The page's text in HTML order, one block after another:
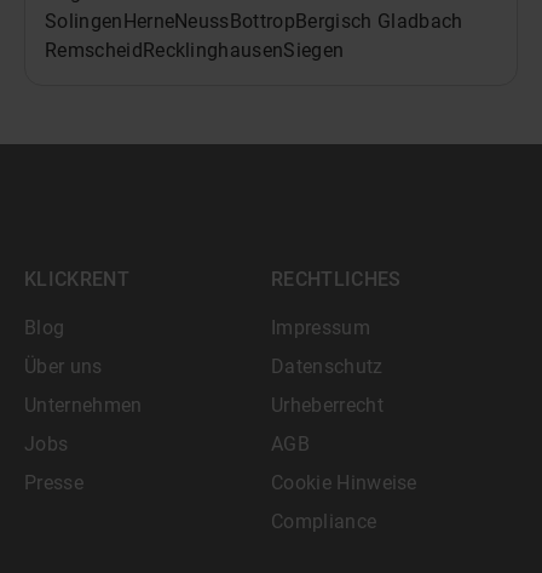
Solingen HerneNeuss Bottrop Bergisch Gladbach
Remscheid RecklinghausenSiegen
KLICKRENT
Blog
Über uns
Unternehmen
Jobs
Presse
RECHTLICHES
Impressum
Datenschutz
Urheberrecht
AGB
Cookie Hinweise
Compliance